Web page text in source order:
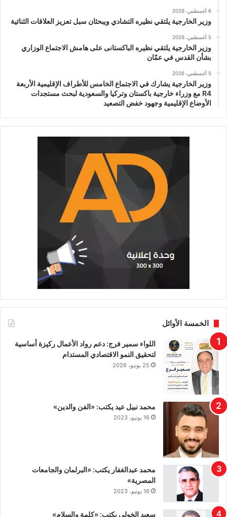
6 أغسطس، 2026
وزير الخارجية يلتقي نظيره التشادي ويبحثان سبل تعزيز العلاقات الثنائية
5 أغسطس، 2026
وزير الخارجية يلتقي نظيره الباكستانى على هامش الاجتماع الوزاري
بشأن القدس في عمّان
5 أغسطس، 2026
وزير الخارجية يشارك في الاجتماع الخامس للأطراف الإقليمية الأربعة
R4 مع وزراء خارجية باكستان وتركيا والسعودية لبحث مستجدات
الأوضاع الإقليمية وجهود خفض التصعيد
الخمسة الأوائل
اللواء سمير فرج: دعم رواد الأعمال ركيزة أساسية
لتحقيق النمو الاقتصادي المستدام
25 يونيو، 2026
محمد نبيل عيد يكتب: «الفن والدين»
16 يونيو، 2023
محمد عبدالغفار يكتب: «البرلمان والجامعات
المصرية»
16 يونيو، 2023
سعيد الخولي يكتب: «كلمة والسلام»